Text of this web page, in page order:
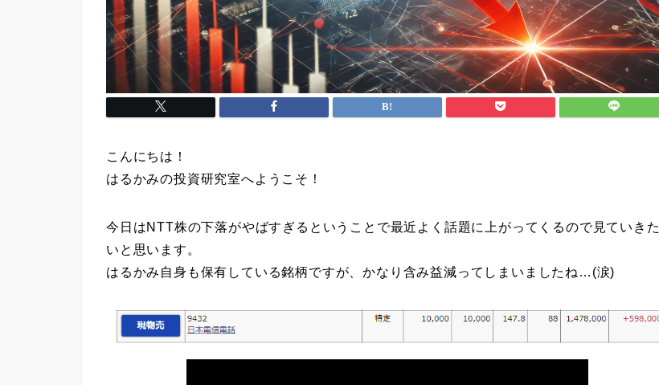
こんにちは！
はるかみの投資研究室へようこそ！
今日はNTT株の下落がやばすぎるということで最近よく話題に上がってくるので見ていきた
いと思います。
はるかみ自身も保有している銘柄ですが、かなり含み益減ってしまいましたね…(涙)